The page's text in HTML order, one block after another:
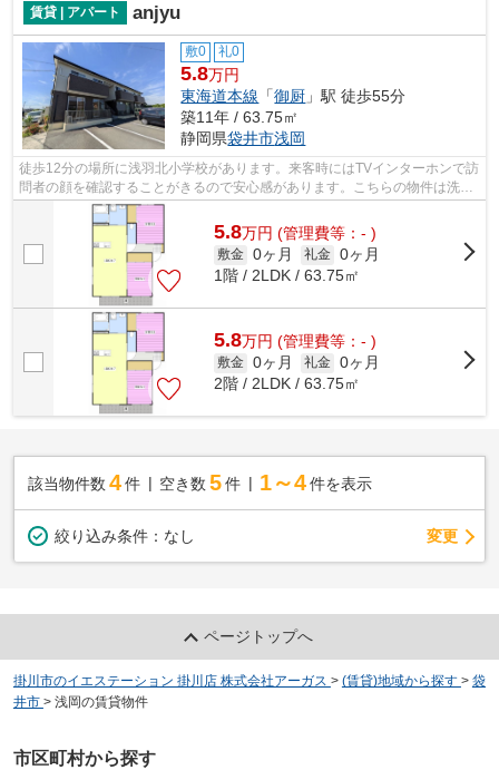
賃貸 | アパート anjyu
敷0 礼0
5.8万円
東海道本線 「御厨 」駅 徒歩55分
築11年 / 63.75㎡
静岡県袋井市浅岡
徒歩12分の場所に浅羽北小学校があります。来客時にはTVインターホンで訪
問者の顔を確認することがきるので安心感があります。こちらの物件は洗面
所が独立しています。2駅利用ができる...
5.8万円 (管理費等：- )
敷金 0ヶ月 礼金 0ヶ月
1階 / 2LDK / 63.75㎡
5.8万円 (管理費等：- )
敷金 0ヶ月 礼金 0ヶ月
2階 / 2LDK / 63.75㎡
該当物件数 4件 空き数 5 件 1～4 件を表示
絞り込み条件： なし 変更
ページトップへ
掛川市のイエステーション 掛川店 株式会社アーガス > (賃貸)地域から探す > 袋
井市 > 浅岡の賃貸物件
市区町村から探す